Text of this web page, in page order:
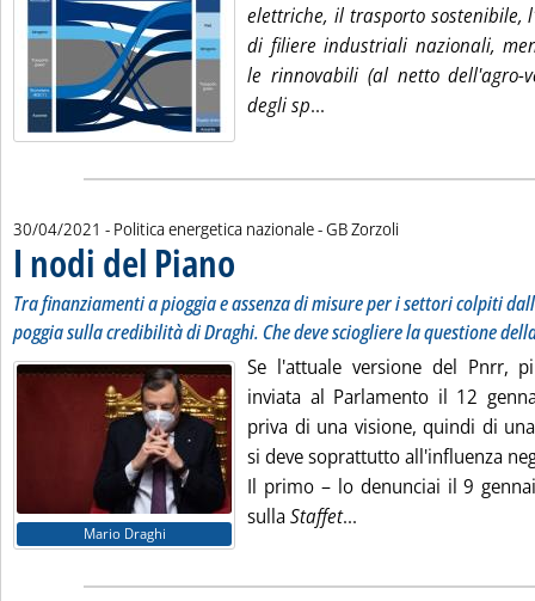
elettriche, il trasporto sostenibile,
di filiere industriali nazionali,
le rinnovabili (al netto dell'agro-
degli sp...
30/04/2021 - Politica energetica nazionale -di:
GB Zorzoli
I nodi del Piano
Tra finanziamenti a pioggia e assenza di misure per i settori colpiti
poggia sulla credibilità di Draghi. Che deve sciogliere la questione
Mario Draghi
Se l'attuale versione del Pnrr,
inviata al Parlamento il 12
priva di una visione, quindi di
si deve soprattutto all'influenza
Il primo – lo denunciai il 9
sullaStaffet...